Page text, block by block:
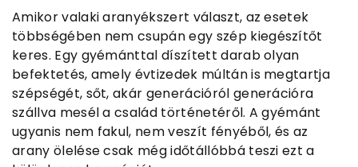
Amikor valaki aranyékszert választ, az esetek
többségében nem csupán egy szép kiegészítőt
keres. Egy gyémánttal díszített darab olyan
befektetés, amely évtizedek múltán is megtartja
szépségét, sőt, akár generációról generációra
szállva mesél a család történetéről. A gyémánt
ugyanis nem fakul, nem veszít fényéből, és az
arany ölelése csak még időtállóbbá teszi ezt a